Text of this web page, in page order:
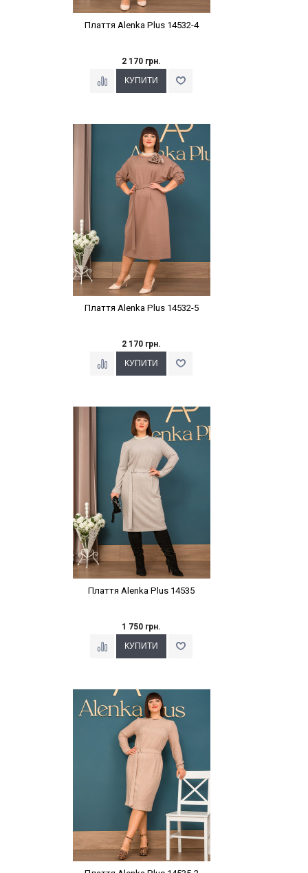
Плаття Alenka Plus 14532-4
2 170 грн.
Наклейки Варіант з %
Плаття Alenka Plus 14532-5
2 170 грн.
Наклейки Варіант з %
Плаття Alenka Plus 14535
1 750 грн.
Наклейки Варіант з %